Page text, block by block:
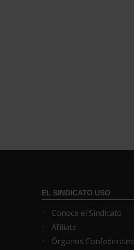
EL SINDICATO USO
Conoce el Sindicato
Afíliate
Órganos Confederales